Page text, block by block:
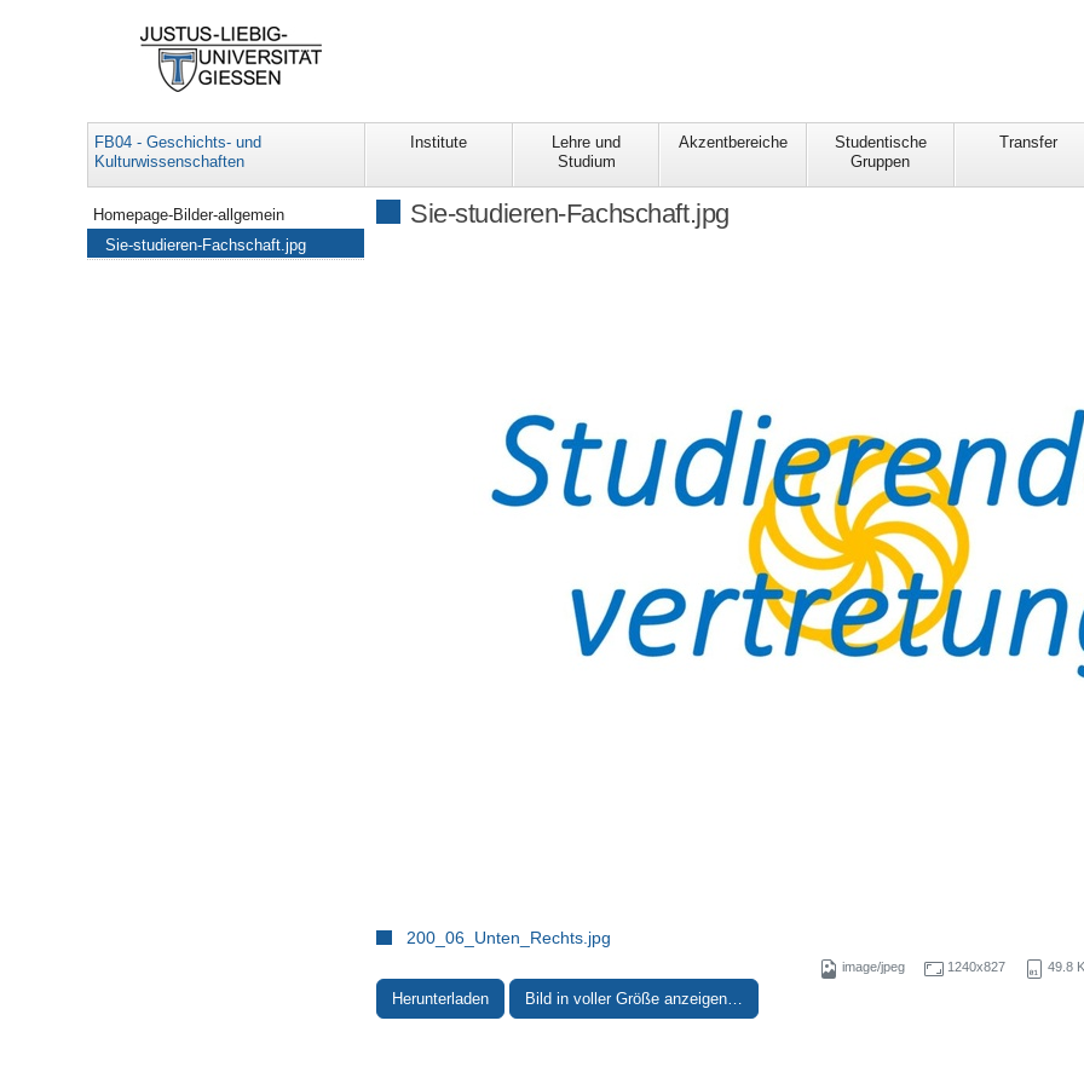
FB04 - Geschichts- und
Kulturwissenschaften
Institute
Lehre und
Studium
Akzentbereiche
Studentische
Gruppen
Transfer
Sie-studieren-Fachschaft.jpg
200_06_Unten_Rechts.jpg
image/jpeg 1240x827 49.8
Herunterladen Bild in voller Größe anzeigen…
Navigation Institut für Katholische Theologie
Homepage-Bilder-allgemein
Sie-studieren-Fachschaft.jpg